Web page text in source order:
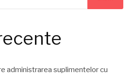
administrarea suplimentelor cu